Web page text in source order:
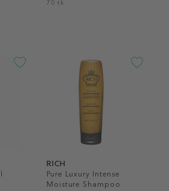
70 tk
RICH
Pure Luxury Intense
Moisture Shampoo